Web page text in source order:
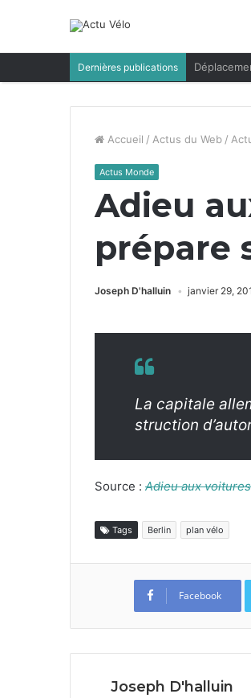
Dernières publications
Accueil / Actus du Web /
Actus Monde
Adieu
prépare
Joseph D'halluin janvier 29,
La cap­i­tale
struc­tion
Source : Adieu aux
Tags Berlin plan vélo
Facebook
Joseph D'halluin